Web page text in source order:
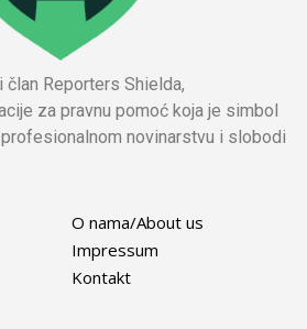
Reporters Shielda,
za pravnu pomoć koja je simbol
novinarstvu i slobodi
O nama/About us
Impressum
Kontakt